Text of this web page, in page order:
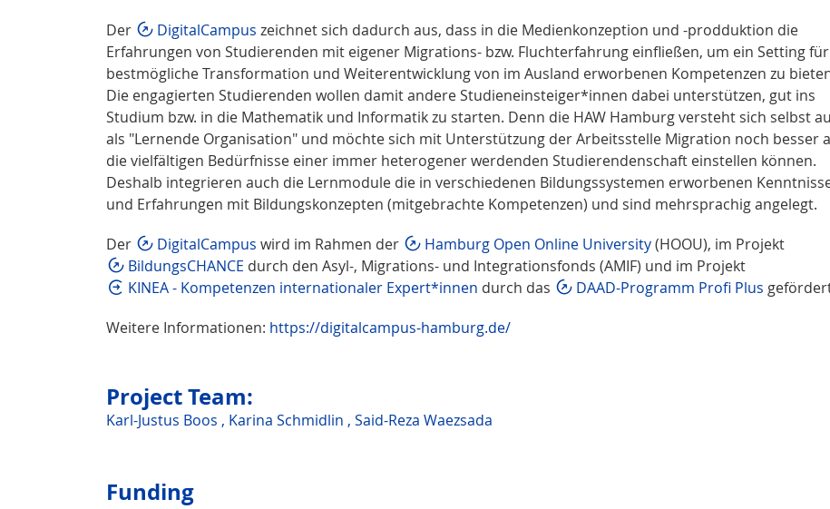
Der
DigitalCampus zeichnet sich dadurch aus, dass in die Medienkonzeption und -prodduktion die
Erfahrungen von Studierenden mit eigener Migrations- bzw. Fluchterfahrung einfließen, um ein Setting
bestmögliche Transformation und Weiterentwicklung von im Ausland erworbenen Kompetenzen zu
Die engagierten Studierenden wollen damit andere Studieneinsteiger*innen dabei unterstützen, gut ins
Studium bzw. in die Mathematik und Informatik zu starten. Denn die HAW Hamburg versteht sich selbst
als "Lernende Organisation" und möchte sich mit Unterstützung der Arbeitsstelle Migration noch besser
die vielfältigen Bedürfnisse einer immer heterogener werdenden Studierendenschaft einstellen können.
Deshalb integrieren auch die Lernmodule die in verschiedenen Bildungssystemen erworbenen
und Erfahrungen mit Bildungskonzepten (mitgebrachte Kompetenzen) und sind mehrsprachig angelegt.
Der
DigitalCampus wird im Rahmen der Hamburg Open Online University(HOOU), im Projekt
BildungsCHANCE durch den Asyl-, Migrations- und Integrationsfonds (AMIF) und im Projekt
KINEA - Kompetenzen internationaler Expert*innen durch das DAAD-Programm Profi Plus
Weitere Informationen: https://digitalcampus-hamburg.de/
Project Team:
Karl-Justus Boos , Karina Schmidlin , Said-Reza Waezsada
Funding